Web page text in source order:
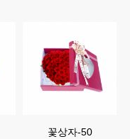
꽃상자-50